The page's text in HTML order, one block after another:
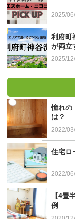
その名の通り、
す。モデルハウス
様のお宅であるこ
借りして、公開を
り」を体感できる
要望をどう
2025/
利府町
が両立
2025/
憧れの
は？
2022/
住宅ロ
2022/
【4畳
例